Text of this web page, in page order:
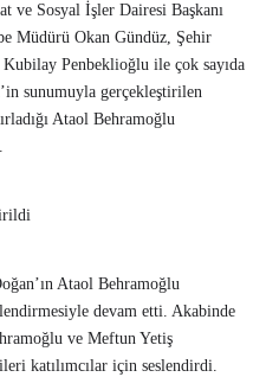
ve Sosyal İşler Dairesi Başkanı
Müdürü Okan Gündüz, Şehir
Penbeklioğlu ile çok sayıda
sunumuyla gerçekleştirilen
Ataol Behramoğlu
Ataol Behramoğlu
devam etti. Akabinde
ve Meftun Yetiş
katılımcılar için seslendirdi.